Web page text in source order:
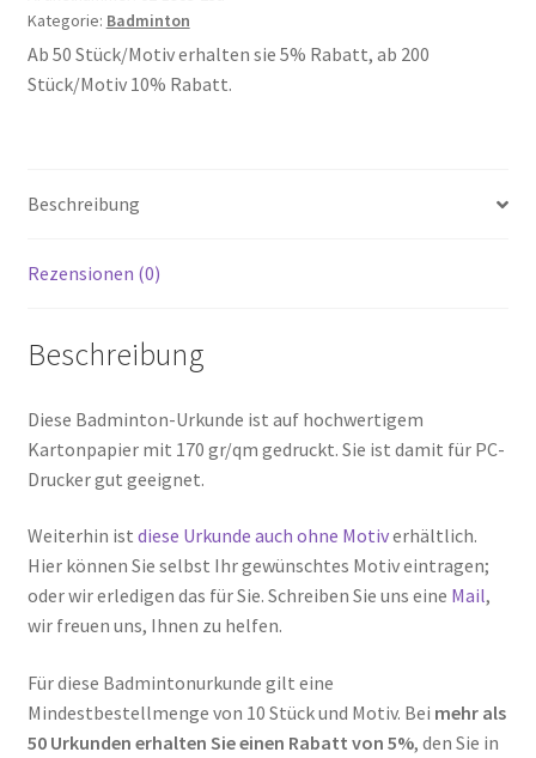
Kategorie: Badminton
Ab 50 Stück/Motiv erhalten sie 5% Rabatt, ab 200
Stück/Motiv 10% Rabatt.
Beschreibung
Rezensionen (0)
Beschreibung
Diese Badminton-Urkunde ist auf hochwertigem
Kartonpapier mit 170 gr/qm gedruckt. Sie ist damit für PC-
Drucker gut geeignet.
Weiterhin ist diese Urkunde auch ohne Motiverhältlich.
Hier können Sie selbst Ihr gewünschtes Motiv eintragen;
oder wir erledigen das für Sie. Schreiben Sie uns eine Mail,
wir freuen uns, Ihnen zu helfen.
Für diese Badmintonurkunde gilt eine
Mindestbestellmenge von 10 Stück und Motiv. Bei mehr als
50 Urkunden erhalten Sie einen Rabatt von 5%, den Sie in